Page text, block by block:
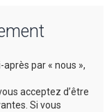
par « nous »,
acceptez d’être
Si vous